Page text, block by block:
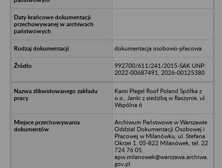
dokumentacja osobowo-płacowa
992700/611/241/2015-SAK UNP:
2022-00687491, 2026-00125380
Kami Plegel Roof Poland Spółka z
o.o., Janki z siedzibą w Raszynie, ul.
Wspólna 6
Archiwum Państwowe w Warszawie
Oddział Dokumentacji Osobowej i
Płacowej w Milanówku, ul. Stefana
Okrzei 1, 05-822 Milanówek, tel. 22
724 76 05,
apw.milanowek@warszawa.archiwa.
gov.pl